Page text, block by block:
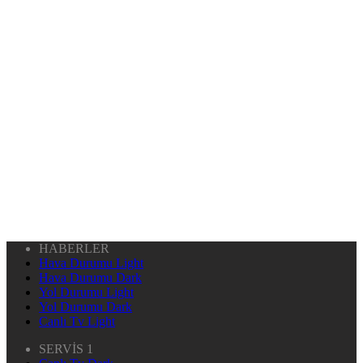
HABERLER
Hava Durumu Light
Hava Durumu Dark
Yol Durumu Light
Yol Durumu Dark
Canlı Tv Light
SERVİS 1